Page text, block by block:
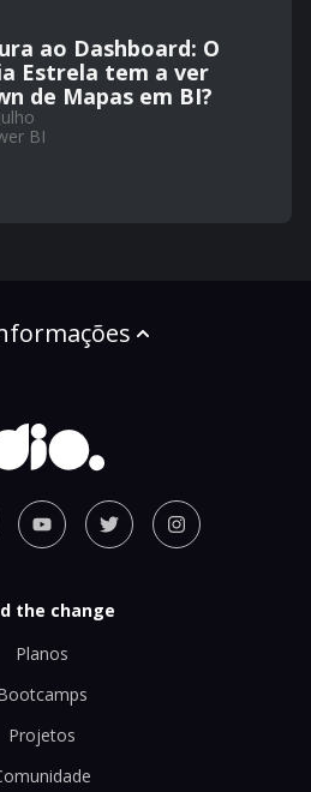
ao Dashboard: O
Estrela tem a ver
de Mapas em BI?
BI
the change
Planos
Projetos